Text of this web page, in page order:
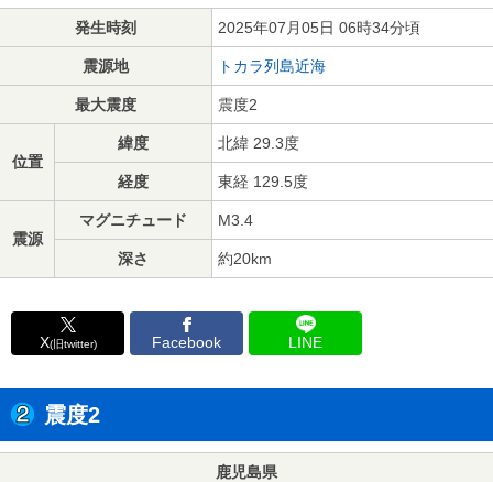
発生時刻 2025年07月05日 06時34分頃
震源地 トカラ列島近海
最大震度 震度2
位置
緯度 北緯 29.3度
経度 東経 129.5度
震源
マグニチュード M3.4
深さ 約20km
X(旧twitter) Facebook LINE
震度2
鹿児島県